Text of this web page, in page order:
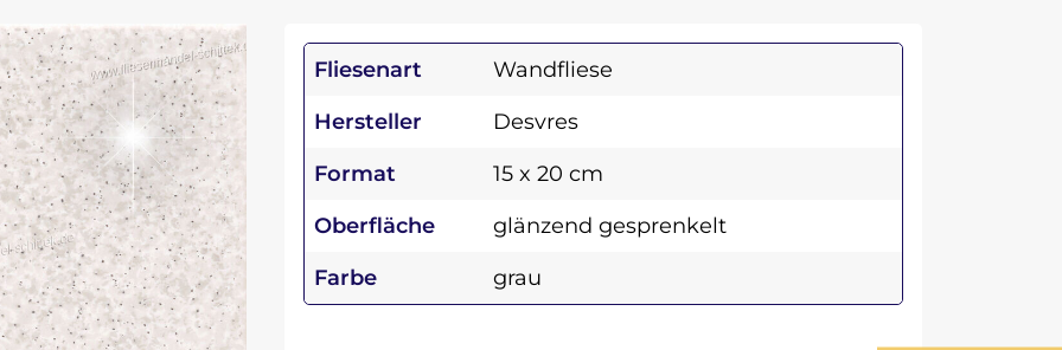
Fliesenart
Wandfliese
Hersteller
Desvres
Format
15 x 20 cm
Oberfläche
glänzend gesprenkelt
Farbe
grau